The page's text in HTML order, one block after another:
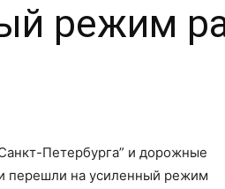
режим
Петербурга” и дорожные
перешли на усиленный режим